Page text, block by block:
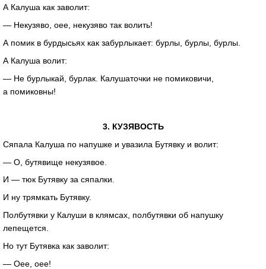
А Калуша как заволит:
— Некузяво, оее, некузяво так волить!
А помик в бурдысьях как забурлыкает: бурлы, бурлы, бурлы.
А Калуша волит:
— Не бурлыкай, бурлак. Калушаточки не помиковичи,
а помиковны!
3. КУЗЯВОСТЬ
Сяпала Калуша по напушке и увазила Бутявку и волит:
— О, бутявище некузявое.
И — тюк Бутявку за сяпалки.
И ну трямкать Бутявку.
Полбутявки у Калуши в клямсах, полбутявки об напушку
лепещется.
Но тут Бутявка как заволит:
— Оее, оее!